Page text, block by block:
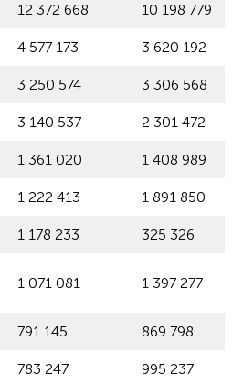
12 372 668 10 198 779
4 577 173 3 620 192
3 250 574 3 306 568
3 140 537 2 301 472
1 361 020 1 408 989
1 222 413 1 891 850
1 178 233 325 326
1 071 081 1 397 277
791 145 869 798
783 247 995 237